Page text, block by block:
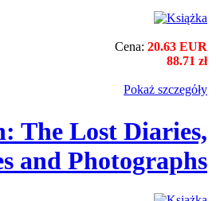
Cena: 20.63 EUR
88.71 zł
Pokaż szczegόły
The Lost Diaries,
and Photographs